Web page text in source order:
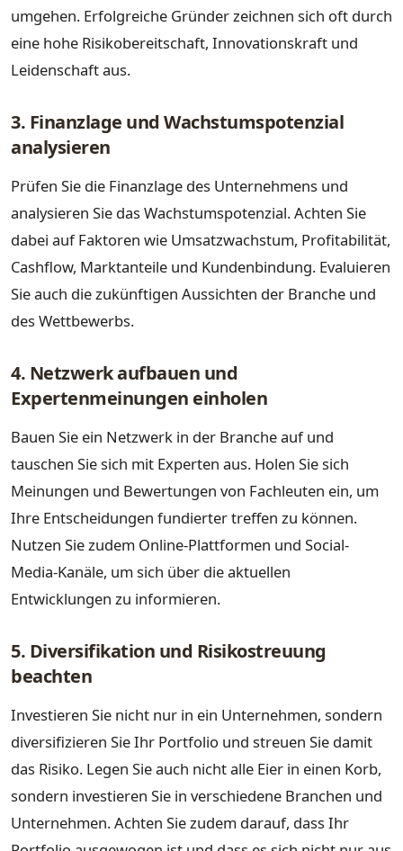
umgehen. Erfolgreiche Gründer zeichnen sich oft durch
eine hohe Risikobereitschaft, Innovationskraft und
Leidenschaft aus.
3. Finanzlage und Wachstumspotenzial
analysieren
Prüfen Sie die Finanzlage des Unternehmens und
analysieren Sie das Wachstumspotenzial. Achten Sie
dabei auf Faktoren wie Umsatzwachstum, Profitabilität,
Cashflow, Marktanteile und Kundenbindung. Evaluieren
Sie auch die zukünftigen Aussichten der Branche und
des Wettbewerbs.
4. Netzwerk aufbauen und
Expertenmeinungen einholen
Bauen Sie ein Netzwerk in der Branche auf und
tauschen Sie sich mit Experten aus. Holen Sie sich
Meinungen und Bewertungen von Fachleuten ein, um
Ihre Entscheidungen fundierter treffen zu können.
Nutzen Sie zudem Online-Plattformen und Social-
Media-Kanäle, um sich über die aktuellen
Entwicklungen zu informieren.
5. Diversifikation und Risikostreuung
beachten
Investieren Sie nicht nur in ein Unternehmen, sondern
diversifizieren Sie Ihr Portfolio und streuen Sie damit
das Risiko. Legen Sie auch nicht alle Eier in einen Korb,
sondern investieren Sie in verschiedene Branchen und
Unternehmen. Achten Sie zudem darauf, dass Ihr